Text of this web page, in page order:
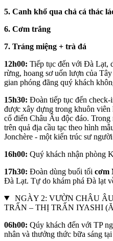
5. Canh khổ qua chả cá thác
6. Cơm trắng
7. Tráng miệng + trà đá
12h00: Tiếp tục đến với Đà Lạt,
rừng, hoang sơ uốn lượn của
gian phóng đãng quý khách
15h30: Đoàn tiếp tục đến check-
được xây dựng trong khuôn viên
cổ điển Châu Âu độc đáo.
trên quả địa cầu tạc theo hình
Jonchère - một kiến trúc sư
16h00: Quý khách nhận phòng
17h30: Đoàn dùng buổi tối cơm
Đà Lạt. Tự do khám phá Đà lạt
NGÀY 2: VƯỜN CHÂU
TRẤN – THỊ TRẤN IYASHI
06h00: Qúy khách đến với TP
nhân và thưởng thức bữa sáng